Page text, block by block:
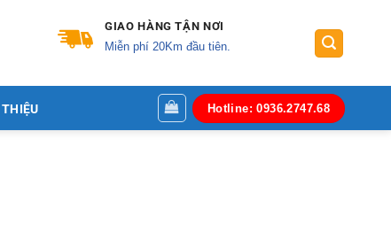
GIAO HÀNG TẬN NƠI
Miễn phí 20Km đầu tiên.
Hotline: 0936.2747.68